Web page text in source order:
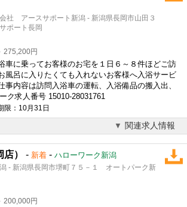
社 アースサポート新潟 - 新潟県長岡市山田３
ポート長岡
275,200円
車に乗ってお客様のお宅を１日６～８件ほどご訪
風呂に入りたくても入れないお客様へ入浴サービ
事内容は訪問入浴車の運転、入浴備品の搬入出、
ク求人番号 15010-28031761
限：10月31日
関連求人情報
） - 新着 - ハローワーク新潟
- 新潟県長岡市堺町７５－１ オートパーク新
200,000円